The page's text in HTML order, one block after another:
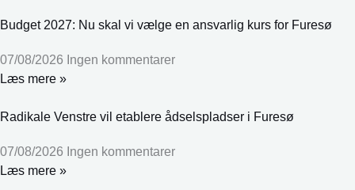
Budget 2027: Nu skal vi vælge en ansvarlig kurs for Furesø
07/08/2026 Ingen kommentarer
Læs mere »
Radikale Venstre vil etablere ådselspladser i Furesø
07/08/2026 Ingen kommentarer
Læs mere »